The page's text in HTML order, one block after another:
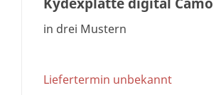
in drei Mustern
Liefertermin unbekannt